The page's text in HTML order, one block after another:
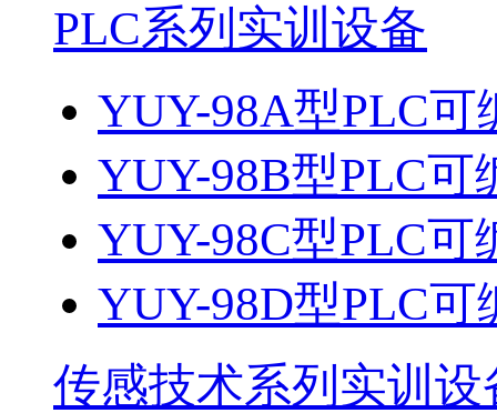
PLC系列实训设备
YUY-98A型PLC
YUY-98B型PLC
YUY-98C型PLC
YUY-98D型PLC
传感技术系列实训设